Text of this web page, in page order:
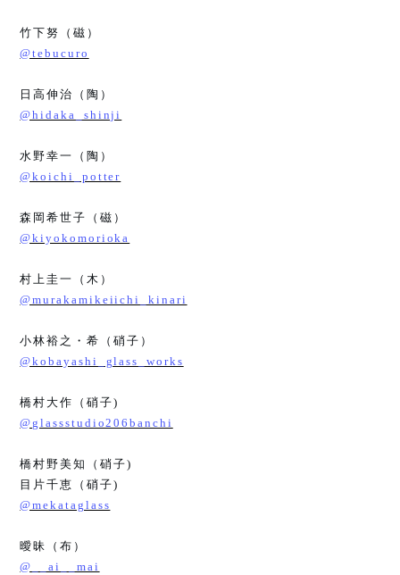
竹下努（磁）
@tebucuro
日高伸治（陶）
@hidaka_shinji
水野幸一（陶）
@koichi_potter
森岡希世子（磁）
@kiyokomorioka
村上圭一（木）
@murakamikeiichi_kinari
小林裕之・希（硝子）
@kobayashi_glass_works
橋村大作（硝子)
@glassstudio206banchi
橋村野美知（硝子)
目片千恵（硝子)
@mekataglass
曖昧（布）
@__ai__mai